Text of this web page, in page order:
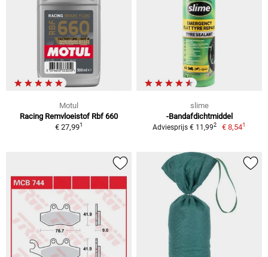
Motul
Racing Remvloeistof Rbf 660
€ 27,991
slime
-Bandafdichtmiddel
Adviesprijs € 11,992 € 8,541